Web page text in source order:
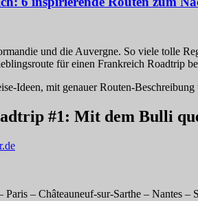
und die Auvergne. So viele tolle
für einen Frankreich Roadtrip
Ideen, mit genauer Routen-
#1: Mit dem Bulli
Paris – Châteauneuf-sur-Sarthe – Nantes